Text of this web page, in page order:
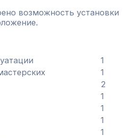
возможность установки
1
1
2
1
1
1
1